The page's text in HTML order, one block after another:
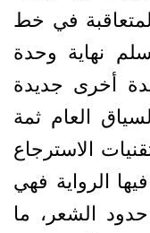
في خط
نهاية وحدة
أخرى جديدة
العام ثمة
الاسترجاع
الرواية فهي
الشعر، ما